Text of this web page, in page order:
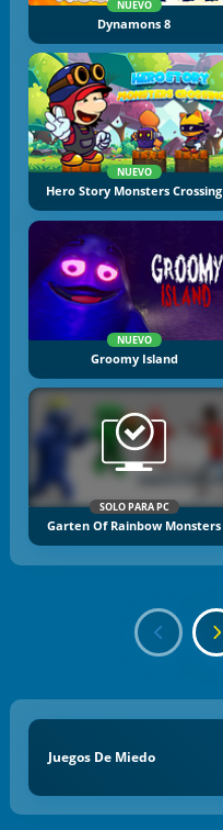
NUEVO
Dynamons 8
NUEVO
Hero Story Monsters Crossing
NUEVO
Groomy Island
SOLO PARA PC
Garten Of Rainbow Monsters
Juegos De Miedo